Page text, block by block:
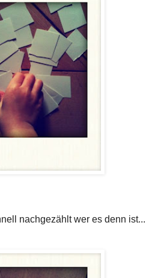
nachgezählt wer es denn ist...